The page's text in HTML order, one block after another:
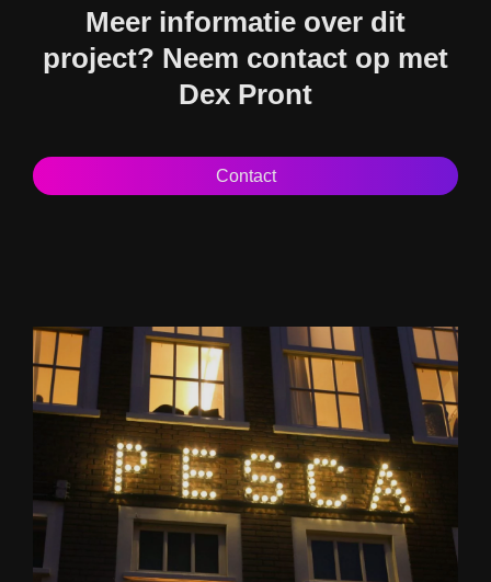
Meer informatie over dit
project? Neem contact op met
Dex Pront
Contact